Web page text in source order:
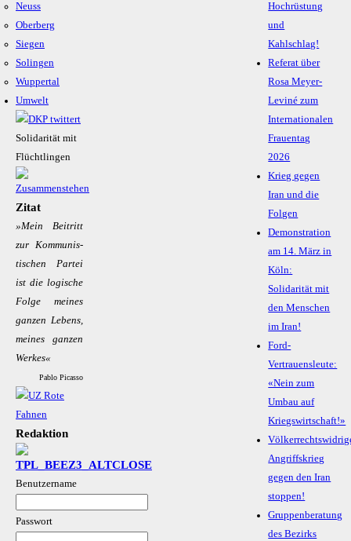
Neuss
Oberberg
Siegen
Solingen
Wuppertal
Umwelt
Solidarität mit
Flüchtlingen
Zitat
»Mein Bei­tritt
zur Kom­mu­nis­
ti­schen Par­tei
ist die lo­gi­sche
Fol­ge mei­nes
gan­zen Le­bens,
mei­nes gan­zen
Wer­kes«
Pablo Picasso
Redaktion
Benutzername
Passwort
Hochrüstung
und
Kahlschlag!
Referat über
Rosa Meyer-
Leviné zum
Internationalen
Frauentag
2026
Krieg gegen
Iran und die
Folgen
Demonstration
am 14. März in
Köln:
Solidarität mit
den Menschen
im Iran!
Ford-
Vertrauensleute:
«Nein zum
Umbau auf
Kriegswirtschaft!»
Angriffskrieg
gegen den Iran
stoppen!
Gruppenberatung
des Bezirks